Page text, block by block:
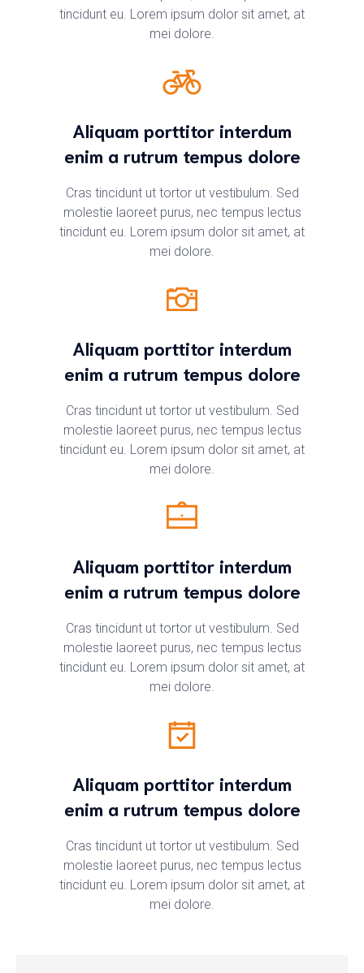
tincidunt eu. Lorem ipsum dolor sit amet, at
mei dolore.
Aliquam porttitor interdum
enim a rutrum tempus dolore
Cras tincidunt ut tortor ut vestibulum. Sed
molestie laoreet purus, nec tempus lectus
tincidunt eu. Lorem ipsum dolor sit amet, at
mei dolore.
Aliquam porttitor interdum
enim a rutrum tempus dolore
Cras tincidunt ut tortor ut vestibulum. Sed
molestie laoreet purus, nec tempus lectus
tincidunt eu. Lorem ipsum dolor sit amet, at
mei dolore.
Aliquam porttitor interdum
enim a rutrum tempus dolore
Cras tincidunt ut tortor ut vestibulum. Sed
molestie laoreet purus, nec tempus lectus
tincidunt eu. Lorem ipsum dolor sit amet, at
mei dolore.
Aliquam porttitor interdum
enim a rutrum tempus dolore
Cras tincidunt ut tortor ut vestibulum. Sed
molestie laoreet purus, nec tempus lectus
tincidunt eu. Lorem ipsum dolor sit amet, at
mei dolore.